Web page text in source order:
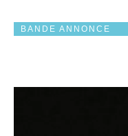
BANDE ANNONCE